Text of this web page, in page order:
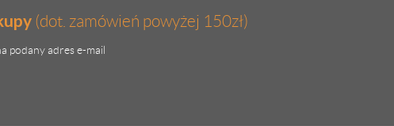
(dot. zamówień powyżej 150zł)
podany adres e-mail